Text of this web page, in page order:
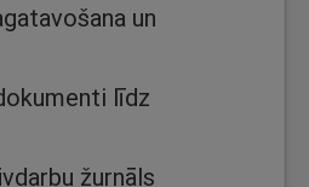
un
līdz
žurnāls